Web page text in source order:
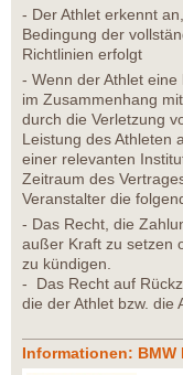
- Der Athlet erkennt
Bedingung der
Richtlinien erfolgt
- Wenn der Athlet
im Zusammenhang
durch die Verletzung
Leistung des Athleten
einer relevanten
Zeitraum des
Veranstalter die
- Das Recht, die
außer Kraft zu setzen
zu kündigen.
- Das Recht auf
die der Athlet bzw. die
Informationen: BMW